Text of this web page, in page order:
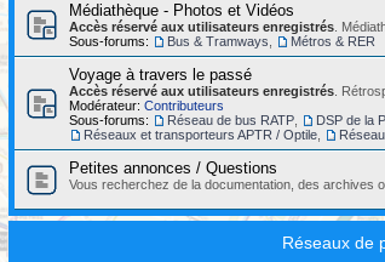
Médiathèque - Photos et Vidéos
Accès réservé aux utilisateurs enregistrés .
Sous-forums:
Bus & Tramways Métros & RER
Voyage à travers le passé
Accès réservé aux utilisateurs enregistrés .
Modérateur: Contributeurs
Sous-forums:
Réseau de bus RATP DSP de la
Réseaux et transporteurs APTR / Optile
Petites annonces / Questions
Vous recherchez de la documentation, des archives
Réseaux de